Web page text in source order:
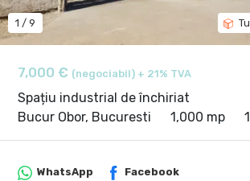
7,000 € (negociabil) + 21% TVA
Spațiu industrial de închiriat
Bucur Obor, Bucuresti
1,000 mp
1 / 9
WhatsApp Facebook